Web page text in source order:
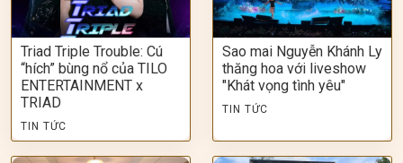
Triad Triple Trouble: Cú
“hích” bùng nổ của TILO
ENTERTAINMENT x
TRIAD
TIN TỨC
Sao mai Nguyễn Khánh Ly
thăng hoa với liveshow
"Khát vọng tình yêu"
TIN TỨC